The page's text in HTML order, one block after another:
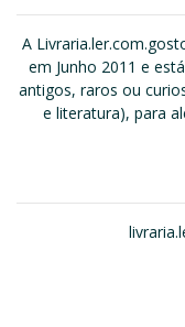
A
em Junho 2011 e
antigos, raros ou
e literatura), para